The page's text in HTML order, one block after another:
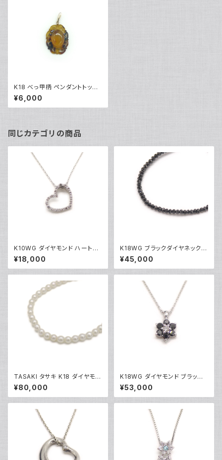
K18 べっ甲柄 ペンダントトップ
18金 ネックレストップ チャーム
Y03193
¥6,000
同じカテゴリの商品
K10WG ダイヤモンド ハートペ
ンダント ネックレス 10金 ホワ
イトゴールド アズキチェーン Y0
4907
¥18,000
K18WG ブラックダイヤネックレ
ス 18金 ホワイトゴールド Y051
01
¥45,000
TASAKI タサキ K18 ダイヤモン
ド パールネックレス 18金 Y05
014
¥80,000
K18WG ダイヤモンド ブラック
ダイヤ フラワーデザイン ペンダ
ント ネックレス 18金 ホワイトゴ
ールド アズキチェーン Y05103
¥53,000